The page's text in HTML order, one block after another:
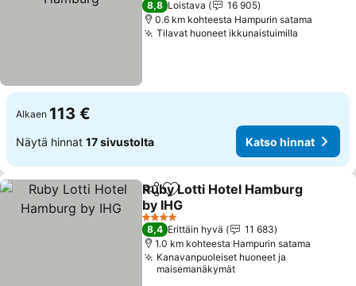
8,8 Loistava
16 905
0.6 km kohteesta Hampurin satama
Tilavat huoneet ikkunaistuimilla
Alkaen 113 €
Näytä hinnat 17 sivustolta Katso hinnat
Jaa Lisää suosikkeihin
Ruby Lotti Hotel Hamburg
by IHG
Katso hinnat
4 Tähtiluokitus
8,4 Erittäin hyvä
11 683
1.0 km kohteesta Hampurin satama
Kanavanpuoleiset huoneet ja
maisemanäkymät